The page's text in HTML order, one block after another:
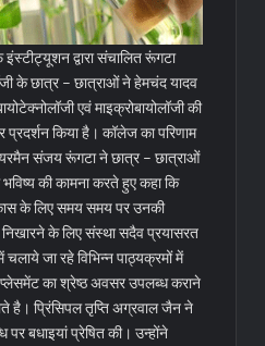
द्वारा संचालित रूंगटा
के छात्र – छात्राओं ने हेमचंद यादव
एवं माइक्रोबायोलॉजी की
प्रदर्शन किया है। कॉलेज का परिणाम
संजय रूंगटा ने छात्र – छात्राओं
की कामना करते हुए कहा कि
के लिए समय समय पर उनकी
के लिए संस्था सदैव प्रयासरत
चलाये जा रहे विभिन्न पाठ्यक्रमों में
का श्रेष्ठ अवसर उपलब्ध कराने
है। प्रिंसिपल तृप्ति अग्रवाल जैन ने
बधाइयां प्रेषित की। उन्होंने